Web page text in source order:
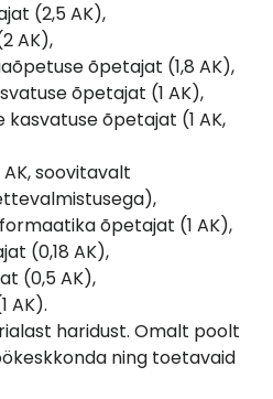
(2,5 AK),
AK),
õpetajat (1,8 AK),
õpetajat (1 AK),
õpetajat (1 AK,
soovitavalt
õpetajat (1 AK),
(0,18 AK),
(0,5 AK),
AK).
haridust. Omalt poolt
ning toetavaid